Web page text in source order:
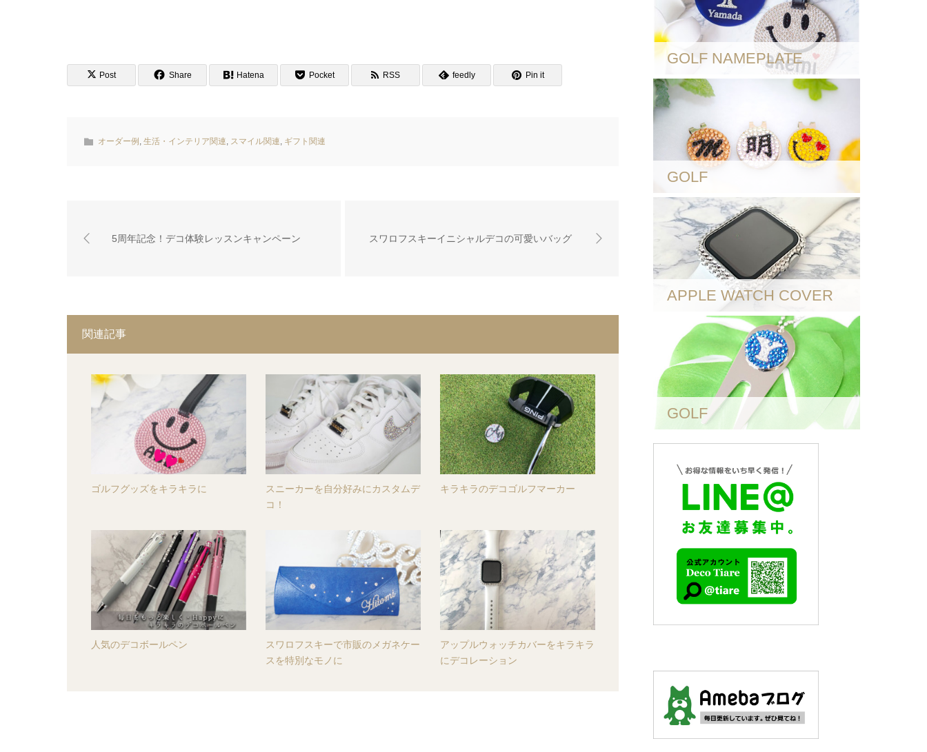
Post Share Hatena Pocket RSS feedly Pin it
オーダー例 , 生活・インテリア関連, スマイル関連, ギフト関連
5周年記念！デコ体験レッスンキャンペーン スワロフスキーイニシャルデコの可愛いバッグ
関連記事
ゴルフグッズをキラキラに
スニーカーを自分好みにカスタムデ
コ！
キラキラのデコゴルフマーカー
人気のデコボールペン
スワロフスキーで市販のメガネケー
スを特別なモノに
アップルウォッチカバーをキラキラ
にデコレーション
GOLF NAMEPLATE
GOLF
APPLE WATCH COVER
GOLF